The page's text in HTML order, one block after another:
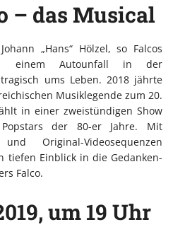
– das Musical
„Hans“ Hölzel, so Falcos
einem Autounfall in der
ums Leben. 2018 jährte
Musiklegende zum 20.
in einer zweistündigen Show
der 80-er Jahre. Mit
Original-Videosequenzen
tiefen Einblick in die Gedanken-
Falco.
um 19 Uhr